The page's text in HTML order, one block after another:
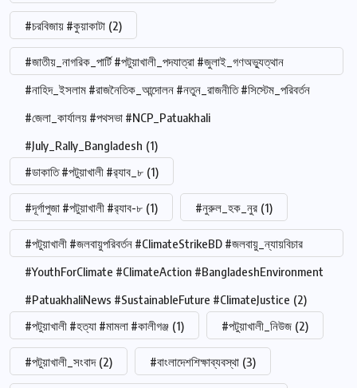
#চরবিজায় #কুয়াকাটা (2)
#জাতীয়_নাগরিক_পার্টি #পটুয়াখালী_পদযাত্রা #জুলাই_গণঅভ্যুত্থান
#নাহিদ_ইসলাম #রাজনৈতিক_আন্দোলন #নতুন_রাজনীতি #সিস্টেম_পরিবর্তন
#জেলা_কার্যালয় #পথসভা #NCP_Patuakhali
#July_Rally_Bangladesh (1)
#ডাকাতি #পটুয়াখালী #র‍্যাব_৮ (1)
#দূর্গাপুজা #পটুয়াখালী #র‍্যাব-৮ (1) #নুরুল_হক_নুর (1)
#পটুয়াখালী #জলবায়ুপরিবর্তন #ClimateStrikeBD #জলবায়ু_ন্যায়বিচার
#YouthForClimate #ClimateAction #BangladeshEnvironment
#PatuakhaliNews #SustainableFuture #ClimateJustice (2)
#পটুয়াখালী #হত্যা #মামলা #কালীগঞ্জ (1) #পটুয়াখালী_নিউজ (2)
#পটুয়াখালী_সংবাদ (2) #বাংলাদেশশিক্ষাব্যবস্থা (3)